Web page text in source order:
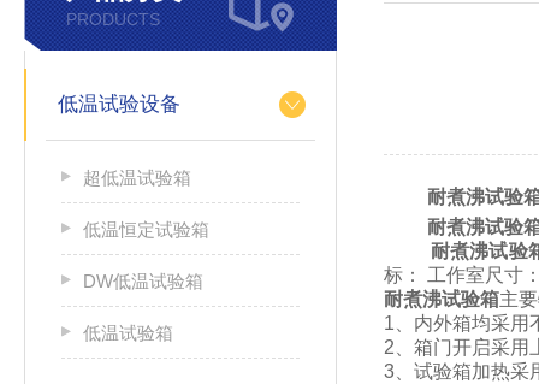
PRODUCTS
低温试验设备
超低温试验箱
低温恒定试验箱
DW低温试验箱
低温试验箱
耐煮沸试验
耐煮沸试验
耐煮沸试验
标： 工作室尺寸
耐煮沸试验箱主
1、内外箱均采用
2、箱门开启采用
3、试验箱加热采